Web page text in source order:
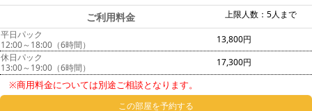
上限人数：5人まで
ご利用料金
平日パック
12:00～18:00（6時間）
13,800円
休日パック
13:00～19:00（6時間）
17,300円
※商用料金については別途ご相談となります。
この部屋を予約する